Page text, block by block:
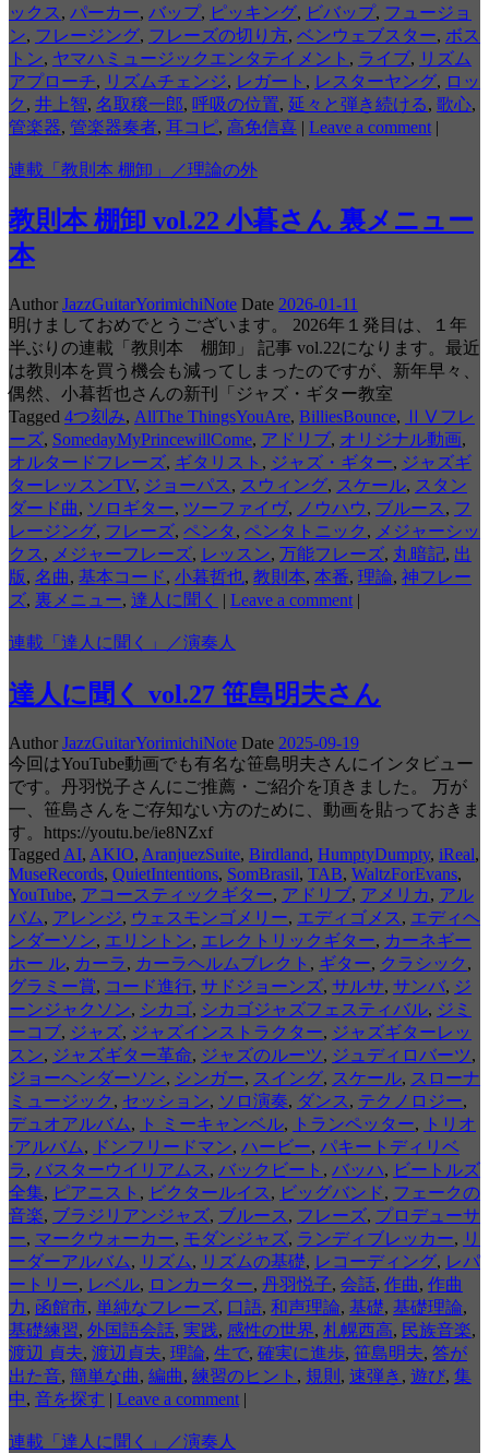
ックス , パーカー, バップ, ピッキング, ビバップ, フュージョ
ン, フレージング, フレーズの切り方, ベンウェブスター, ボス
トン, ヤマハミュージックエンタテイメント , ライブ, リズム
アプローチ, リズムチェンジ, レガート , レスターヤング, ロッ
ク , 井上智, 名取穣一郎, 呼吸の位置, 延々と弾き続ける, 歌心,
管楽器, 管楽器奏者, 耳コピ, 高免信喜 | Leave a comment |
連載「教則本 棚卸」／理論の外
教則本 棚卸 vol.22 小暮さん 裏メニュー
本
Author JazzGuitarYorimichiNote Date 2026-01-11
明けましておめでとうございます。 2026年１発目は、１年
半ぶりの連載「教則本 棚卸」 記事 vol.22になります。最近
は教則本を買う機会も減ってしまったのですが、新年早々、
偶然、小暮哲也さんの新刊「ジャズ・ギター教室
Tagged 4つ刻み, AllThe ThingsYouAre, BilliesBounce, ⅡⅤフレ
ーズ, SomedayMyPrincewillCome, アドリブ, オリジナル動画,
オルタードフレーズ, ギタリスト , ジャズ・ギター, ジャズギ
ターレッスンTV, ジョーパス , スウィング, スケール, スタン
ダード曲, ソロギター, ツーファイヴ, ノウハウ, ブルース , フ
レージング, フレーズ, ペンタ , ペンタトニック , メジャーシッ
クス , メジャーフレーズ, レッスン, 万能フレーズ, 丸暗記, 出
版, 名曲, 基本コード, 小暮哲也, 教則本, 本番, 理論, 神フレー
ズ, 裏メニュー, 達人に聞く | Leave a comment |
連載「達人に聞く」／演奏人
達人に聞く vol.27 笹島明夫さん
Author JazzGuitarYorimichiNote Date 2025-09-19
今回はYouTube動画でも有名な笹島明夫さんにインタビュー
です。丹羽悦子さんにご推薦・ご紹介を頂きました。 万が
一、笹島さんをご存知ない方のために、動画を貼っておきま
す。https://youtu.be/ie8NZxf
Tagged AI, AKIO, AranjuezSuite, Birdland, HumptyDumpty, iReal,
MuseRecords, QuietIntentions, SomBrasil, TAB, WaltzForEvans,
YouTube, アコースティックギター, アドリブ, アメリカ, アル
バム, アレンジ, ウェスモンゴメリー, エディゴメス , エディヘ
ンダーソン, エリントン, エレクトリックギター, カーネギー
ホー ル, カーラ, カーラヘルムブレクト , ギター, クラシック ,
グラミー賞, コード進行, サドジョーンズ, サルサ, サンバ, ジ
ーンジャクソン, シカゴ, シカゴジャズフェスティバル, ジミ
ーコブ, ジャズ, ジャズインストラクター, ジャズギターレッ
スン, ジャズギター革命, ジャズのルーツ, ジュディロバーツ,
ジョーヘンダーソン, シンガー, スイング, スケール, スローナ
ミュージック , セッション, ソロ演奏, ダンス , テクノロジー,
デュオアルバム, ト ミーキャンベル, トランペッター,
トリオ
⋅アルバム, ドンフリードマン, ハービー, パキートディリベ
ラ, バスターウイリアムス , バックビート , バッハ, ビートルズ
全集, ピアニスト , ビクタールイス , ビッグバンド, フェークの
音楽, ブラジリアンジャズ, ブルース , フレーズ, プロデューサ
ー, マークウォーカー, モダンジャズ, ランディブレッカー, リ
ーダーアルバム, リズム, リズムの基礎, レコーディング, レパ
ートリー, レベル, ロンカーター, 丹羽悦子, 会話, 作曲, 作曲
力, 函館市, 単純なフレーズ, 口語, 和声理論, 基礎, 基礎理論,
基礎練習, 外国語会話, 実践, 感性の世界, 札幌西高, 民族音楽,
渡辺 貞夫, 渡辺貞夫, 理論, 生で, 確実に進歩, 笹島明夫, 答が
出た音, 簡単な曲, 編曲, 練習のヒント , 規則 , 速弾き , 遊び, 集
中, 音を探す | Leave a comment |
連載「達人に聞く」／演奏人